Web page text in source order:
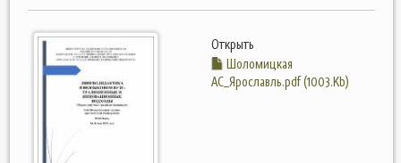
Открыть
Шоломицкая
АС_Ярославль.pdf (1003.Kb)